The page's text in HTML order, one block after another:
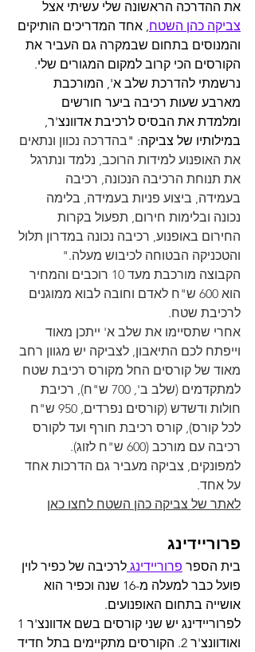
את ההדרכה הראשונה שלי עשיתי אצל
צביקה כהן השטח , אחד המדריכים הותיקים
והמנוסים בתחום שבמקרה גם העביר את
הקורסים הכי קרוב למקום המגורים שלי.
נרשמתי להדרכת שלב א', המורכבת
מארבע שעות רכיבה ביער חורשים
ומלמדת את הבסיס לרכיבת אדוונצ'ר,
במילותיו של צביקה: "בהדרכה נכוון ונתאים
את האופנוע למידות הרוכב, נלמד ונתרגל
את תנוחת הרכיבה הנכונה, רכיבה
בעמידה, ביצוע פניות בעמידה, בלימה
נכונה ובלימות חירום, תפעול בקרות
החירום באופנוע, רכיבה נכונה במדרון תלול
והטכניקה הבטוחה לכיבוש מעלה."
הקבוצה מורכבת מעד 10 רוכבים והמחיר
הוא 600 ש"ח לאדם וחובה לבוא ממוגנים
לרכיבת שטח.
אחרי שתסיימו את שלב א' ייתכן מאוד
וייפתח לכם התיאבון, לצביקה יש מגוון רחב
מאוד של קורסים החל מקורס רכיבת שטח
למתקדמים (שלב ב', 700 ש"ח), רכיבת
חולות ודשדש (קורסים נפרדים, 950 ש"ח
לכל קורס), קורס רכיבת חורף ועד לקורס
רכיבה עם מורכב (600 ש"ח לזוג).
למפונקים, צביקה מעביר גם הדרכות אחד
על אחד.
לאתר של צביקה כהן השטח לחצו כאן
פרוריידינג
בית הספר פרוריידינג לרכיבה של כפיר לוין
פועל כבר למעלה מ-16 שנה וכפיר הוא
אושייה בתחום האופנועים.
ואודוונצ'ר 2. הקורסים מתקיימים בתל חדיד